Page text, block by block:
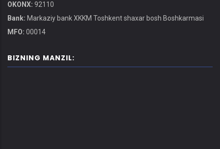
OKONX: 92110
Bank: Markaziy bank XKKM Toshkent shaxar bosh Boshkarmasi
MFO: 00014
BIZNING MANZIL: